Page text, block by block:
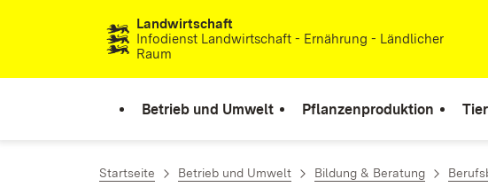
Zum Inhalt springen
Landwirtschaft
Infodienst Landwirtschaft - Ernährung - Ländlicher
Raum
Betrieb und Umwelt Pflanzenproduktion
Startseite Betrieb und Umwelt Bildung & Beratung